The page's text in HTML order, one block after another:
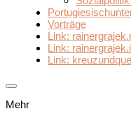
Vorträge
Link:
Link:
Link:
Mehr